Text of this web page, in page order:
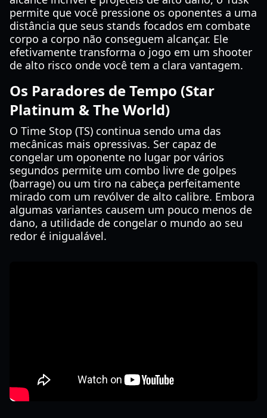
permite que você pressione os oponentes a uma
distância que seus stands focados em combate
corpo a corpo não conseguem alcançar. Ele
efetivamente transforma o jogo em um shooter
de alto risco onde você tem a clara vantagem.
Os Paradores de Tempo (Star
Platinum & The World)
O Time Stop (TS) continua sendo uma das
mecânicas mais opressivas. Ser capaz de
congelar um oponente no lugar por vários
segundos permite um combo livre de golpes
(barrage) ou um tiro na cabeça perfeitamente
mirado com um revólver de alto calibre. Embora
algumas variantes causem um pouco menos de
dano, a utilidade de congelar o mundo ao seu
redor é inigualável.